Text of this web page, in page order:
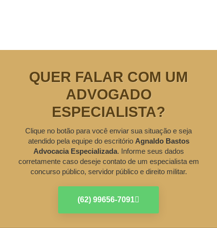
QUER FALAR COM UM
ADVOGADO
ESPECIALISTA?
Clique no botão para você enviar sua situação e seja
atendido pela equipe do escritório Agnaldo Bastos
Advocacia Especializada. Informe seus dados
corretamente caso deseje contato de um especialista em
concurso público, servidor público e direito militar.
(62) 99656-7091